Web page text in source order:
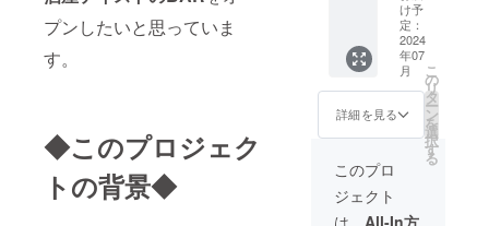
プンしたいと思っていま
す。
◆このプロジェク
トの背景◆
類を備
考欄に
ご記載
くださ
い」」
・食事
券→有
効期
限 令
和6年9
月末ま
で
＋お礼
状 ※お
食事と
ドリン
クから
お選び
いただ
けま
す。
（選べ
るお
酒
シャン
け予
定：
2024
年07
月
詳細を見る
こ
の
リ
タ
ー
ン
を
選
択
す
る
このプロ
ジェクト
は、 All-In方